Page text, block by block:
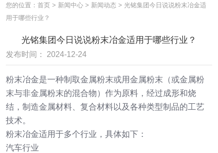
您的位置：首页 > 新闻中心 > 新闻动态 > 光铭集团今日说说粉末冶金适
用于哪些行业？
光铭集团今日说说粉末冶金适用于哪些行业？
发布时间： 2024-12-24
粉末冶金是一种制取金属粉末或用金属粉末（或金属粉
末与非金属粉末的混合物）作为原料，经过成形和烧
结，制造金属材料、复合材料以及各种类型制品的工艺
技术。
粉末冶金适用于多个行业，具体如下：
汽车行业